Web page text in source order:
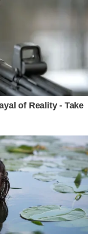
of Reality - Take